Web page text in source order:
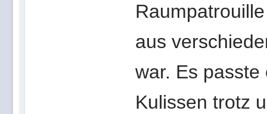
aus
war. Es
Kulissen trotz